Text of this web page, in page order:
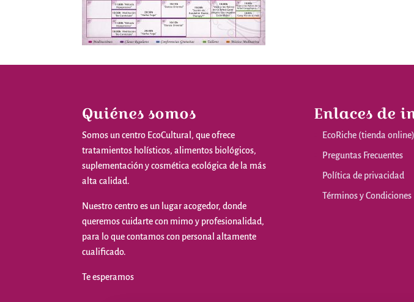
Quiénes somos
Somos uncentro EcoCultural,que ofrece
tratamientos holísticos,alimentos biológicos,
suplementaciónycosmética ecológica de la más
alta calidad.
Nuestro centro es un lugaracogedor,donde
queremos cuidartecon mimoy profesionalidad,
para loque contamoscon personalaltamente
cualificado.
Te esperamos
Enlaces de
EcoRiche (tienda online)
Preguntas Frecuentes
Política de privacidad
Términos y Condiciones